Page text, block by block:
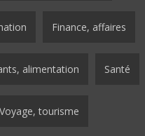
Finance, affaires
alimentation Santé
Voyage, tourisme